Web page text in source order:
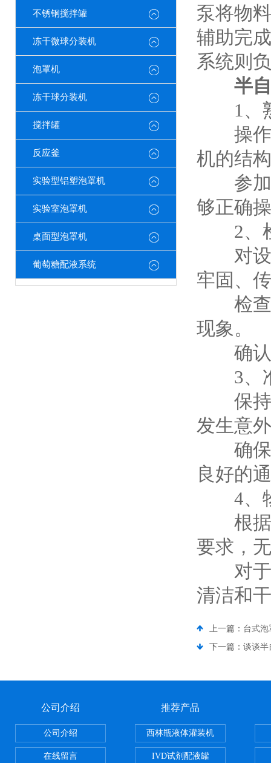
不锈钢搅拌罐
冻干微球分装机
泡罩机
冻干球分装机
搅拌罐
反应釜
实验型铝塑泡罩机
实验室泡罩机
桌面型泡罩机
葡萄糖配液系统
泵将物
辅助完
系统则
半
1、
操作
机的结
参加
够正确
2、
对设
牢固、
检查
现象。
确认
3、准
保持
发生意
确保
良好的
4、
根据
要求，
对于
清洁和
上一篇： 台式泡
下一篇： 谈谈半
公司介绍
公司介绍
在线留言
推荐产品
西林瓶液体灌装机
IVD试剂配液罐